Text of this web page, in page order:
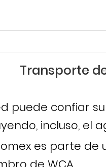
Transporte
puede confiar
incluso, el
es parte de